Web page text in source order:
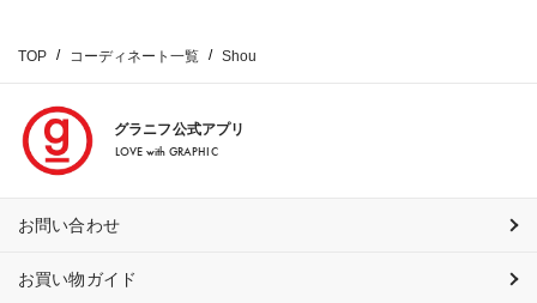
TOP コーディネート一覧 Shou
グラニフ公式アプリ
LOVE with GRAPHIC
お問い合わせ
お買い物ガイド